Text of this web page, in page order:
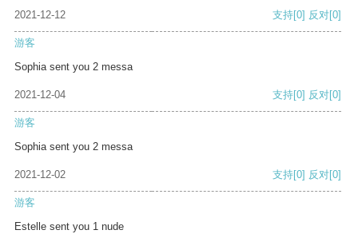
2021-12-12 支持[0] 反对[0]
游客
Sophia sent you 2 messa
2021-12-04 支持[0] 反对[0]
游客
Sophia sent you 2 messa
2021-12-02 支持[0] 反对[0]
游客
Estelle sent you 1 nude